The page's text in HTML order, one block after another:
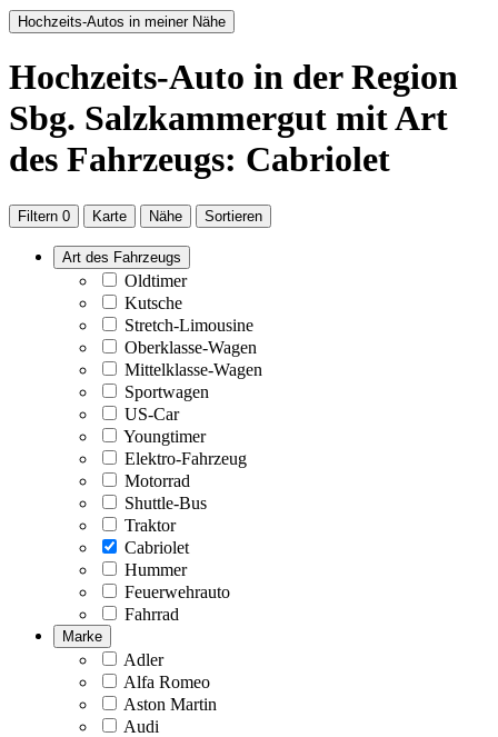
Hochzeits-Autos in meiner Nähe
Hochzeits-Auto in der Region
Sbg. Salzkammergut mit Art
des Fahrzeugs: Cabriolet
Filtern 0 Karte Nähe Sortieren
Art des Fahrzeugs
Oldtimer
Kutsche
Stretch-Limousine
Oberklasse-Wagen
Mittelklasse-Wagen
Sportwagen
US-Car
Youngtimer
Elektro-Fahrzeug
Motorrad
Shuttle-Bus
Traktor
Cabriolet
Hummer
Feuerwehrauto
Fahrrad
Marke
Adler
Alfa Romeo
Aston Martin
Audi